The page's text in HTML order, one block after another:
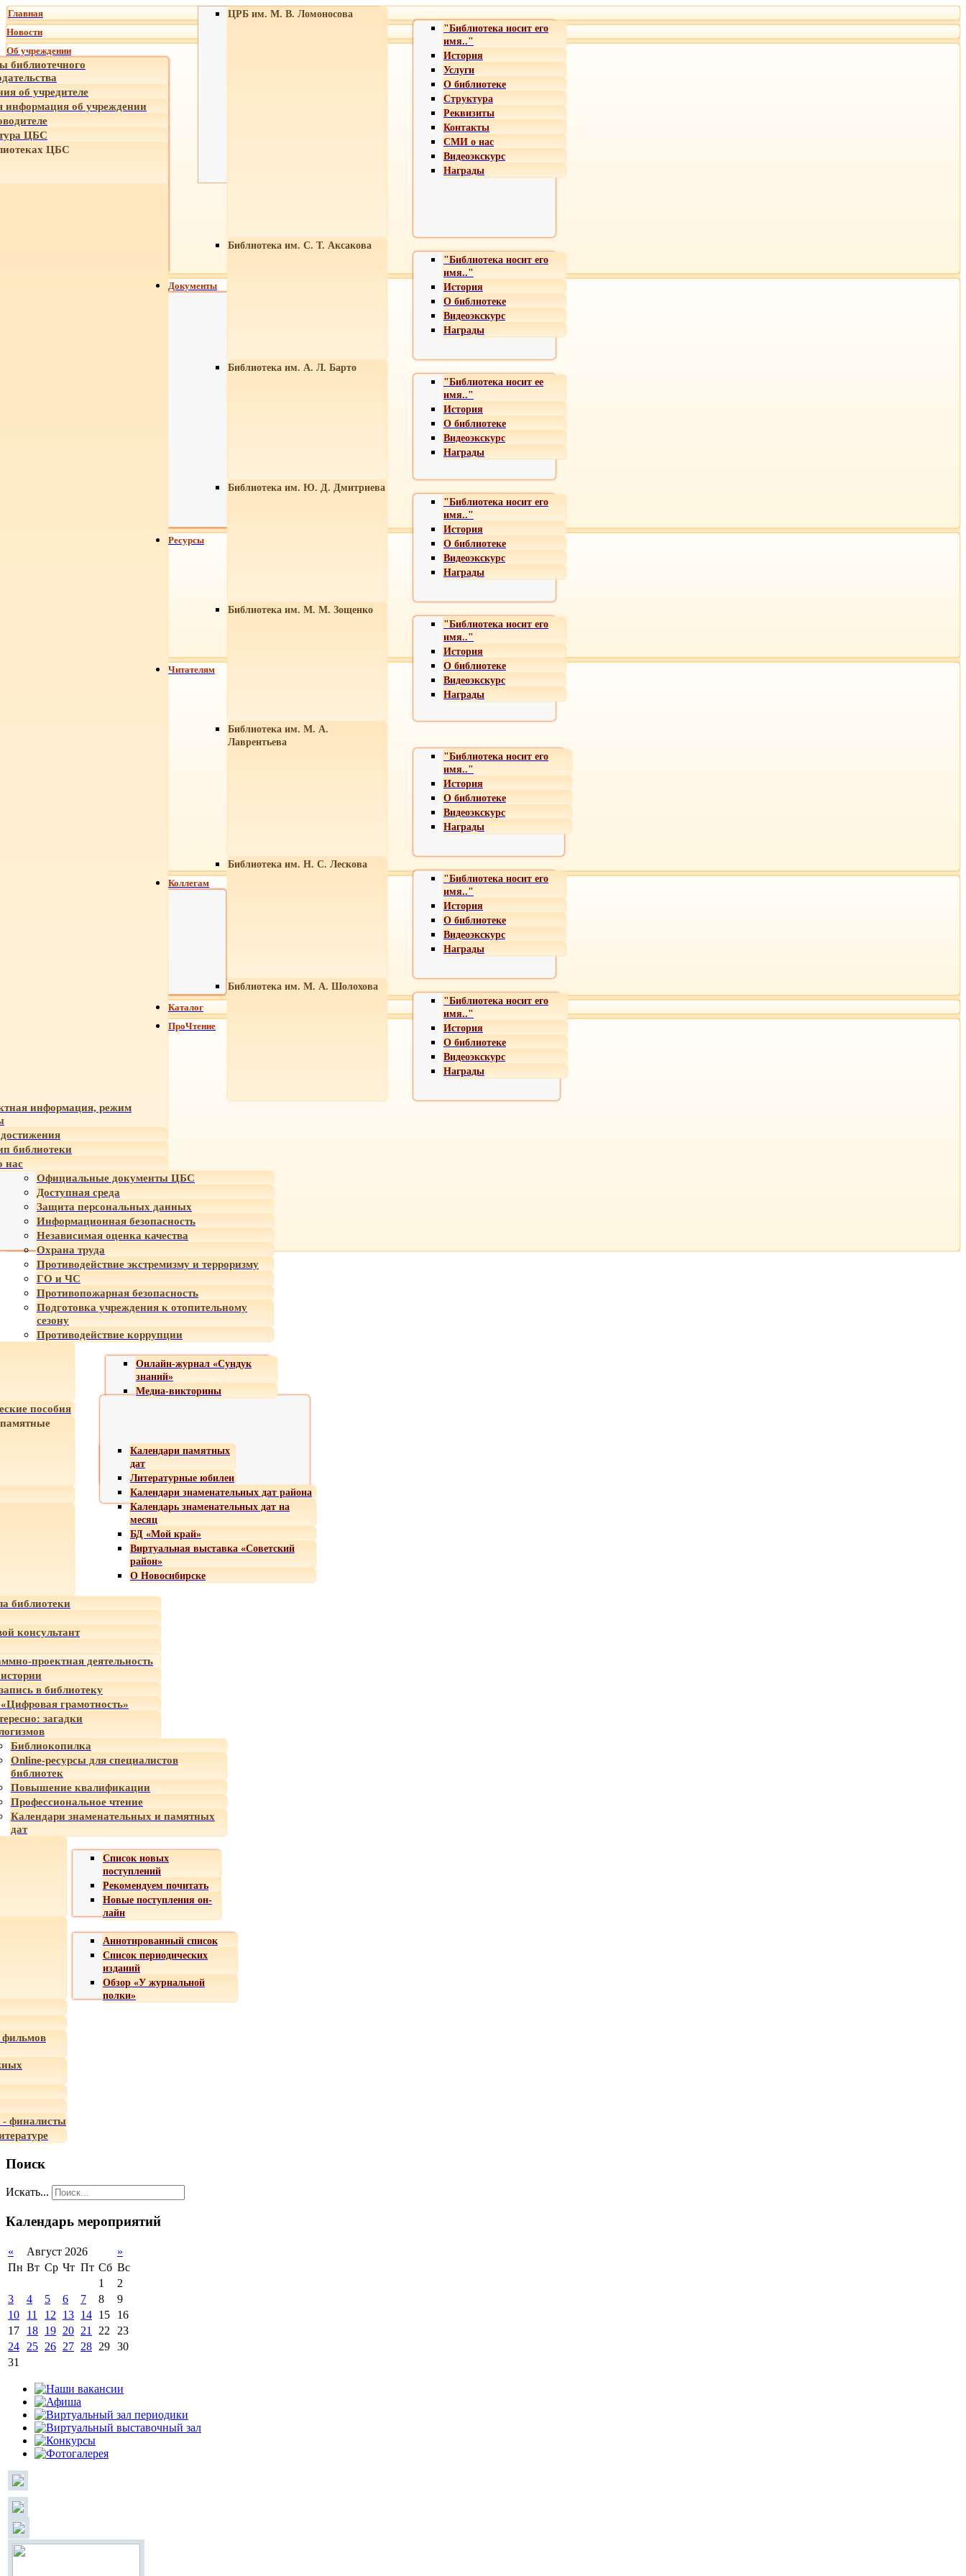
Главная
Новости
Об учреждении
библиотечного
об учредителе
об учреждении
ЦБС
ЦБС
ЦРБ им. М. В. Ломоносова
"Библиотека носит его
имя.."
История
Услуги
О библиотеке
Структура
Реквизиты
Контакты
СМИ о нас
Видеоэкскурс
Награды
Библиотека им. С. Т. Аксакова
"Библиотека носит его
имя.."
История
О библиотеке
Видеоэкскурс
Награды
Библиотека им. А. Л. Барто
"Библиотека носит ее
имя.."
История
О библиотеке
Видеоэкскурс
Награды
Библиотека им. Ю. Д. Дмитриева
"Библиотека носит его
имя.."
История
О библиотеке
Видеоэкскурс
Награды
Библиотека им. М. М. Зощенко
"Библиотека носит его
имя.."
История
О библиотеке
Видеоэкскурс
Награды
Библиотека им. М. А.
Лаврентьева
"Библиотека носит его
имя.."
История
О библиотеке
Видеоэкскурс
Награды
Библиотека им. Н. С. Лескова
"Библиотека носит его
имя.."
История
О библиотеке
Видеоэкскурс
Награды
Библиотека им. М. А. Шолохова
"Библиотека носит его
имя.."
История
О библиотеке
Видеоэкскурс
Награды
информация, режим
библиотеки
нас
Документы
Официальные документы ЦБС
Доступная среда
Защита персональных данных
Информационная безопасность
Независимая оценка качества
Охрана труда
Противодействие экстремизму и терроризму
ГО и ЧС
Противопожарная безопасность
Подготовка учреждения к отопительному
сезону
Противодействие коррупции
Ресурсы
Онлайн-журнал «Сундук
знаний»
Медиа-викторины
пособия
Календари памятных
дат
Литературные юбилеи
Календари знаменательных дат района
Календарь знаменательных дат на
месяц
БД «Мой край»
Виртуальная выставка «Советский
район»
О Новосибирске
Читателям
библиотеки
консультант
проектная деятельность
в библиотеку
грамотность»
загадки
Коллегам
Библиокопилка
Online-ресурсы для специалистов
библиотек
Повышение квалификации
Профессиональное чтение
Календари знаменательных и памятных
дат
Каталог
ПроЧтение
Список новых
поступлений
Рекомендуем почитать
Новые поступления он-
лайн
Аннотированный список
Список периодических
изданий
Обзор «У журнальной
полки»
- финалисты
Поиск
Искать...
Календарь мероприятий
« Август 2026
»
Пн Вт Ср Чт Пт Сб Вс
1
2
3
4 5 6 7 8
9
10
11 12 13 14 15
16
17
18 19 20 21 22
23
24
25 26 27 28 29 30
31